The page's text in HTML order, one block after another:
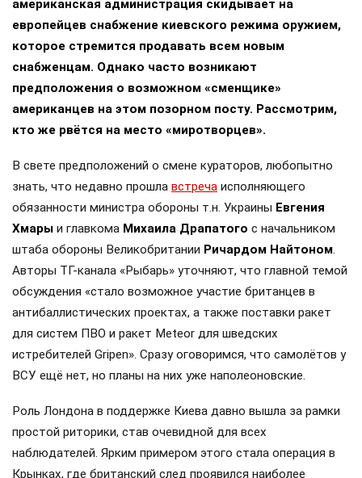
американская администрация скидывает на
европейцев снабжение киевского режима оружием,
которое стремится продавать всем новым
снабженцам. Однако часто возникают
предположения о возможном «сменщике»
американцев на этом позорном посту. Рассмотрим,
кто же рвётся на место «миротворцев».
В свете предположений о смене кураторов, любопытно
знать, что недавно прошла встреча исполняющего
обязанности министра обороны т.н. Украины Евгения
Хмары и главкома Михаила Драпатого с начальником
штаба обороны Великобритании Ричардом Найтоном.
Авторы ТГ-канала «Рыбарь» уточняют, что главной темой
обсуждения «стало возможное участие британцев в
антибаллистических проектах, а также поставки ракет
для систем ПВО и ракет Meteor для шведских
истребителей Gripen». Сразу оговоримся, что самолётов у
ВСУ ещё нет, но планы на них уже наполеоновские.
Роль Лондона в поддержке Киева давно вышла за рамки
простой риторики, став очевидной для всех
наблюдателей. Ярким примером этого стала операция в
Крынках, где британский след проявился наиболее